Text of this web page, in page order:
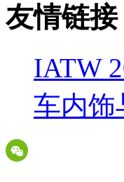
友情链接
IATW
车内饰